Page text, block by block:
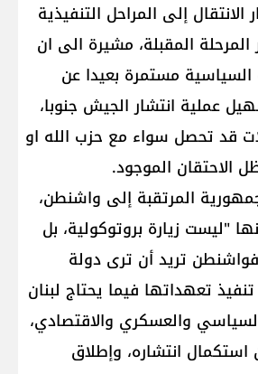
الانتقال إلى المراحل التنفيذية
المقبلة، مشيرة الى ان
السياسية مستمرة بعيدا عن
عملية انتشار الجيش جنوبا،
قد تحصل سواء مع حزب الله او
الاحتقان الموجود.
المرتقبة إلى واشنطن،
"ليست زيارة بروتوكولية، ‏بل
تريد أن ترى دولة
تعهداتها فيما يحتاج لبنان
والعسكري والاقتصادي،
انتشاره، وإطلاق